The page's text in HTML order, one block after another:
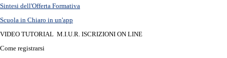
Sintesi dell'Offerta Formativa
Scuola in Chiaro in un'app
VIDEO TUTORIAL M.I.U.R. ISCRIZIONI ON LINE
Come registrarsi